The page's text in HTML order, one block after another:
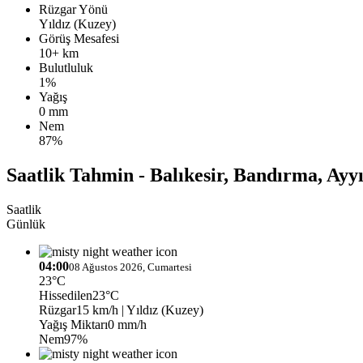
Rüzgar Yönü
Yıldız (Kuzey)
Görüş Mesafesi
10+ km
Bulutluluk
1%
Yağış
0 mm
Nem
87%
Saatlik Tahmin - Balıkesir, Bandırma,
Saatlik
Günlük
04:0008 Ağustos 2026, Cumartesi
23°C
Hissedilen23°C
Rüzgar15 km/h | Yıldız (Kuzey)
Yağış Miktarı0 mm/h
Nem97%